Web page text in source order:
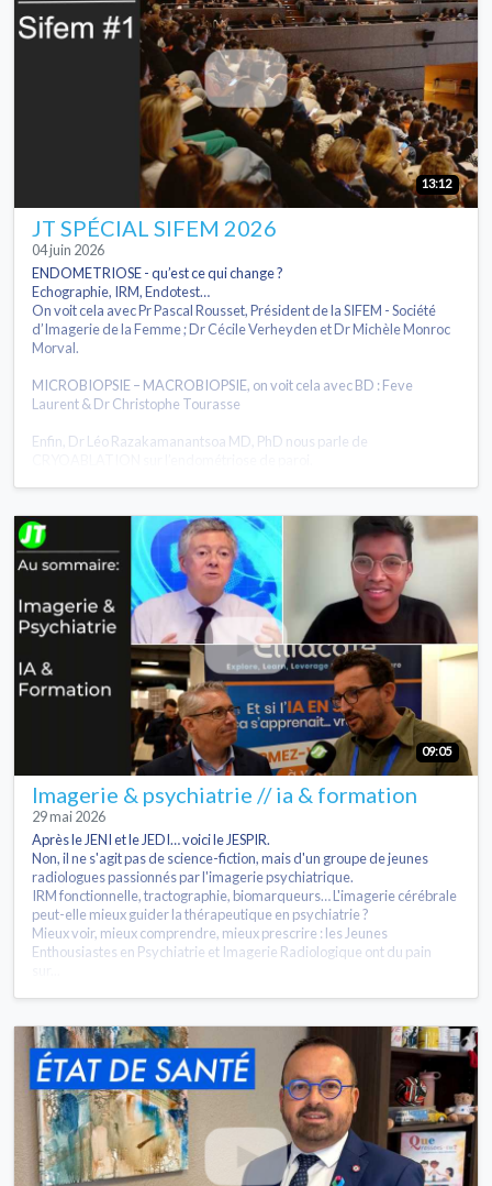
13:12
JT SPÉCIAL SIFEM 2026
04 juin 2026
ENDOMETRIOSE - qu’est ce qui change ?
Echographie, IRM, Endotest…
On voit cela avec Pr Pascal Rousset, Président de la SIFEM - Société
d’Imagerie de la Femme ; Dr Cécile Verheyden et Dr Michèle Monroc
Morval.
MICROBIOPSIE – MACROBIOPSIE, on voit cela avec BD : Feve
Laurent & Dr Christophe Tourasse
Enfin, Dr Léo Razakamanantsoa MD, PhD nous parle de
09:05
Imagerie & psychiatrie // ia & formation
29 mai 2026
Après le JENI et le JEDI… voici le JESPIR.
Non, il ne s'agit pas de science-fiction, mais d'un groupe de jeunes
radiologues passionnés par l'imagerie psychiatrique.
IRM fonctionnelle, tractographie, biomarqueurs… L'imagerie cérébrale
peut-elle mieux guider la thérapeutique en psychiatrie ?
Mieux voir, mieux comprendre, mieux prescrire : les Jeunes
Enthousiastes en Psychiatrie et Imagerie Radiologique ont du pain